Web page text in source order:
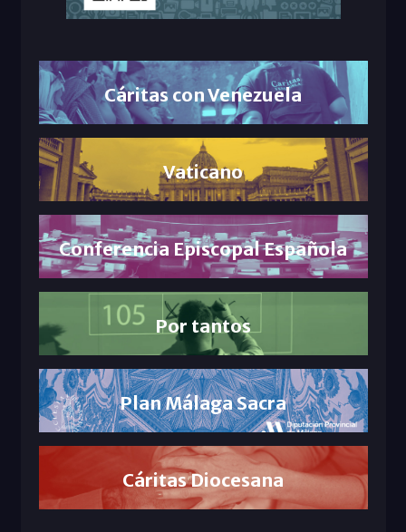
Cáritas con Venezuela
Vaticano
Conferencia Episcopal Española
Por tantos
Plan Málaga Sacra
Cáritas Diocesana